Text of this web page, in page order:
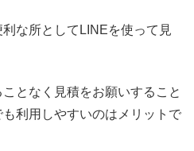
な所としてLINEを使って見
となく見積をお願いすること
利用しやすいのはメリットで